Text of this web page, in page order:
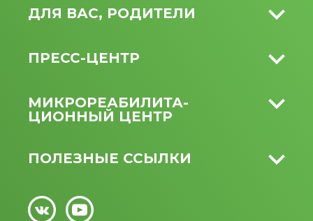
ДЛЯ ВАС, РОДИТЕЛИ
ПРЕСС-ЦЕНТР
МИКРО­РЕАБИЛИТА­
ЦИОННЫЙ ЦЕНТР
ПОЛЕЗНЫЕ ССЫЛКИ